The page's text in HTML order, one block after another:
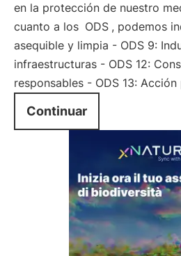
en la protección de nuestro
cuanto a los ODS , podemos
asequible y limpia - ODS 9:
infraestructuras - ODS 12:
responsables - ODS 13:
Continuar